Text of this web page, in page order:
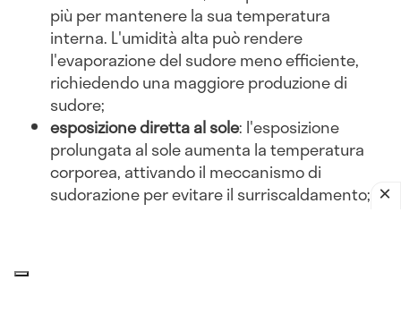
più per mantenere la sua temperatura
interna. L'umidità alta può rendere
l'evaporazione del sudore meno efficiente,
richiedendo una maggiore produzione di
sudore;
esposizione diretta al sole: l'esposizione
prolungata al sole aumenta la temperatura
corporea, attivando il meccanismo di
sudorazione per evitare il surriscaldamento;